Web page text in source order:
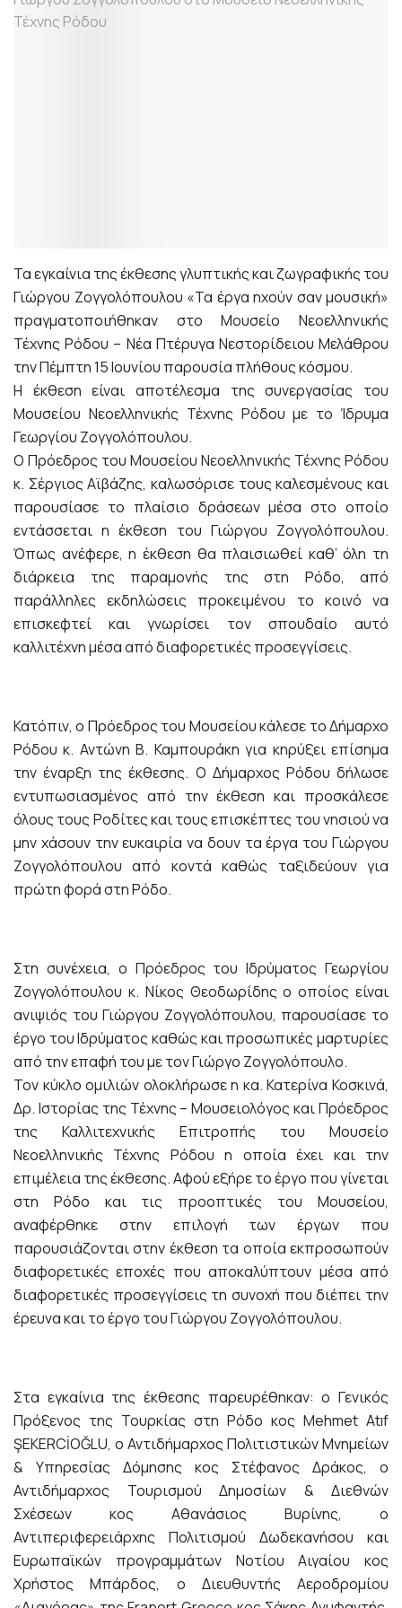
Τα εγκαίνια της έκθεσης γλυπτικής και ζωγραφικής του
Γιώργου Ζογγολόπουλου «Τα έργα ηχούν σαν μουσική»
πραγματοποιήθηκαν στο Μουσείο Νεοελληνικής
Τέχνης Ρόδου – Νέα Πτέρυγα Νεστορίδειου Μελάθρου
την Πέμπτη 15 Ιουνίου παρουσία πλήθους κόσμου.
Η έκθεση είναι αποτέλεσμα της συνεργασίας του
Μουσείου Νεοελληνικής Τέχνης Ρόδου με το Ίδρυμα
Γεωργίου Ζογγολόπουλου.
Ο Πρόεδρος του Μουσείου Νεοελληνικής Τέχνης Ρόδου
κ. Σέργιος Αϊβάζης, καλωσόρισε τους καλεσμένους και
παρουσίασε το πλαίσιο δράσεων μέσα στο οποίο
εντάσσεται η έκθεση του Γιώργου Ζογγολόπουλου.
Όπως ανέφερε, η έκθεση θα πλαισιωθεί καθ’ όλη τη
διάρκεια της παραμονής της στη Ρόδο, από
παράλληλες εκδηλώσεις προκειμένου το κοινό να
επισκεφτεί και γνωρίσει τον σπουδαίο αυτό
καλλιτέχνη μέσα από διαφορετικές προσεγγίσεις.
Κατόπιν, ο Πρόεδρος του Μουσείου κάλεσε το Δήμαρχο
Ρόδου κ. Αντώνη Β. Καμπουράκη για κηρύξει επίσημα
την έναρξη της έκθεσης. Ο Δήμαρχος Ρόδου δήλωσε
εντυπωσιασμένος από την έκθεση και προσκάλεσε
όλους τους Ροδίτες και τους επισκέπτες του νησιού να
μην χάσουν την ευκαιρία να δουν τα έργα του Γιώργου
Ζογγολόπουλου από κοντά καθώς ταξιδεύουν για
πρώτη φορά στη Ρόδο.
Στη συνέχεια, ο Πρόεδρος του Ιδρύματος Γεωργίου
Ζογγολόπουλου κ. Νίκος Θεοδωρίδης ο οποίος είναι
ανιψιός του Γιώργου Ζογγολόπουλου, παρουσίασε το
έργο του Ιδρύματος καθώς και προσωπικές μαρτυρίες
από την επαφή του με τον Γιώργο Ζογγολόπουλο.
Τον κύκλο ομιλιών ολοκλήρωσε η κα. Κατερίνα Κοσκινά,
Δρ. Ιστορίας της Τέχνης – Μουσειολόγος και Πρόεδρος
της Καλλιτεχνικής Επιτροπής του Μουσείο
Νεοελληνικής Τέχνης Ρόδου η οποία έχει και την
επιμέλεια της έκθεσης. Αφού εξήρε το έργο που γίνεται
στη Ρόδο και τις προοπτικές του Μουσείου,
αναφέρθηκε στην επιλογή των έργων που
παρουσιάζονται στην έκθεση τα οποία εκπροσωπούν
διαφορετικές εποχές που αποκαλύπτουν μέσα από
διαφορετικές προσεγγίσεις τη συνοχή που διέπει την
έρευνα και το έργο του Γιώργου Ζογγολόπουλου.
Στα εγκαίνια της έκθεσης παρευρέθηκαν: ο Γενικός
Πρόξενος της Τουρκίας στη Ρόδο κος Mehmet Atıf
ŞEKERCİOĞLU, ο Αντιδήμαρχος Πολιτιστικών Μνημείων
& Υπηρεσίας Δόμησης κος Στέφανος Δράκος, ο
Αντιδήμαρχος Τουρισμού Δημοσίων & Διεθνών
Σχέσεων κος Αθανάσιος Βυρίνης, ο
Αντιπεριφερειάρχης Πολιτισμού Δωδεκανήσου και
Ευρωπαϊκών προγραμμάτων Νοτίου Αιγαίου κος
Χρήστος Μπάρδος, ο Διευθυντής Αεροδρομίου